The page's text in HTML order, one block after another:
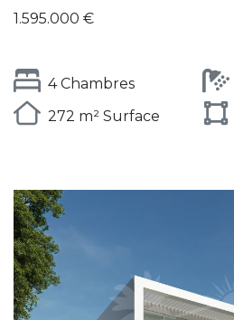
1.595.000 €
4 Chambres
272 m² Surface